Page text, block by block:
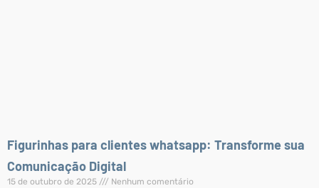
Figurinhas para clientes whatsapp: Transforme sua
Comunicação Digital
15 de outubro de 2025 Nenhum comentário